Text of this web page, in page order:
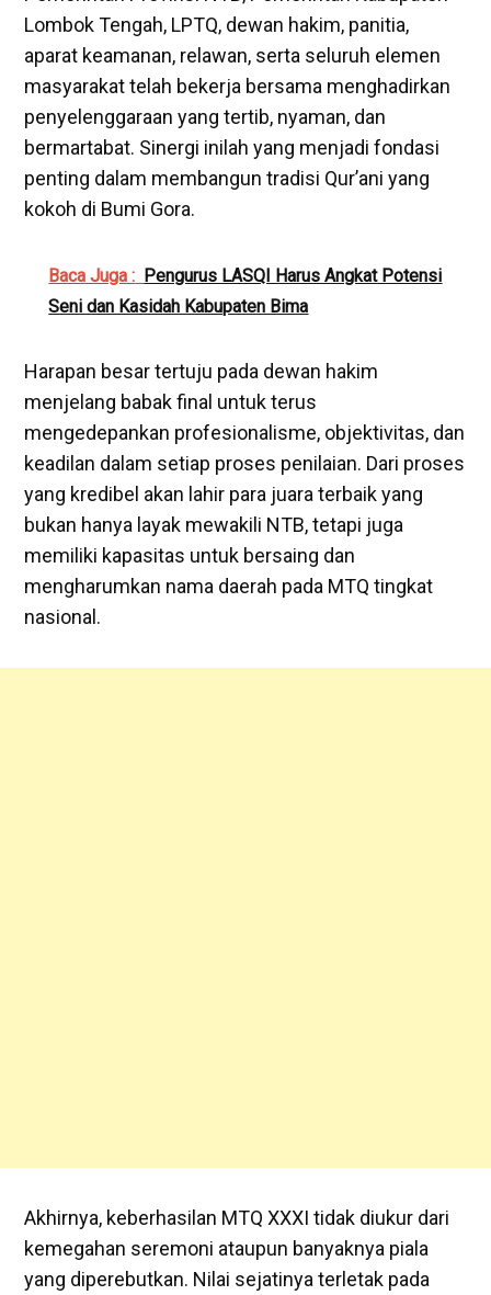
Lombok Tengah, LPTQ, dewan hakim, panitia,
aparat keamanan, relawan, serta seluruh elemen
masyarakat telah bekerja bersama menghadirkan
penyelenggaraan yang tertib, nyaman, dan
bermartabat. Sinergi inilah yang menjadi fondasi
penting dalam membangun tradisi Qur’ani yang
kokoh di Bumi Gora.
Baca Juga : Pengurus LASQI Harus Angkat Potensi
Seni dan Kasidah Kabupaten Bima
Harapan besar tertuju pada dewan hakim
menjelang babak final untuk terus
mengedepankan profesionalisme, objektivitas, dan
keadilan dalam setiap proses penilaian. Dari proses
yang kredibel akan lahir para juara terbaik yang
bukan hanya layak mewakili NTB, tetapi juga
memiliki kapasitas untuk bersaing dan
mengharumkan nama daerah pada MTQ tingkat
nasional.
Akhirnya, keberhasilan MTQ XXXI tidak diukur dari
kemegahan seremoni ataupun banyaknya piala
yang diperebutkan. Nilai sejatinya terletak pada